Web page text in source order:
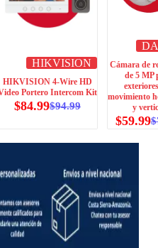
HIKVISION
HIKVISION 4-Wire HD
Portero Intercom Kit
$94.99
$84.99
Cámara de
de 5 MP
movimiento
y
$
$59.99